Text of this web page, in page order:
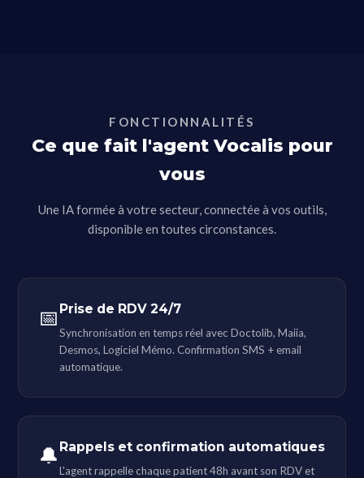
FONCTIONNALITÉS
Ce que fait l'agent Vocalis pour
vous
Une IA formée à votre secteur, connectée à vos outils,
disponible en toutes circonstances.
📅 Prise de RDV 24/7
Synchronisation en temps réel avec Doctolib, Maiia,
Desmos, Logiciel Mémo. Confirmation SMS + email
automatique.
🔔 Rappels et confirmation automatiques
L'agent rappelle chaque patient 48h avant son RDV et